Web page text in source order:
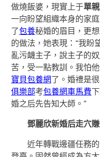
做燒飯婆，現實上于單
一向盼望組織本身的家
了包養秘婚的眉目，更
的做法，她表現：“我盼
亂污衊主子，說主子的奴
苦，受一點教訓。我怕
寶貝包養網了。婚禮是
俱樂部考包養網車馬費
婚之后先告知大師。”
鄧麗欣新婚后走穴賺
近年轉戰邊疆任務的